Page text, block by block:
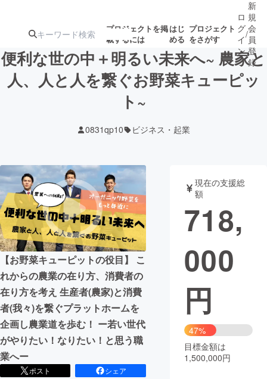
プロジェクトを掲
載するには
はじ
める
プロジェクト
をさがす
注目の新着プロ募集終了が近いプ
テクノロジー・ガジェット
映像・映画 書籍・雑誌
ビジネス・起業 チャレンジ
まちづくり・地域活性化
CAMPFIRE for Social Good CAMPFIRE Creation
CAMPFIREふるさと納税machi-ya コミュニティ
ロ
グ
イ
ン
/
新
規
会
員
登
録
便利な世の中＋明るい未来へ~ 農家と
人、人と人を繋ぐお野菜キューピッ
ト~
0831qp10 ビジネス・起業
【お野菜キューピットの役目】 こ
れからの農業の在り方、消費者の
在り方を考え 生産者(農家)と消費
者(我々)を繋ぐプラットホームを
企画し農業道を歩む！ ー若い世代
がやりたい！なりたい！と思う職
業へー
ポスト
シェア
現在の支援総
額
718,
000
円
47%
目標金額は
1,500,000円